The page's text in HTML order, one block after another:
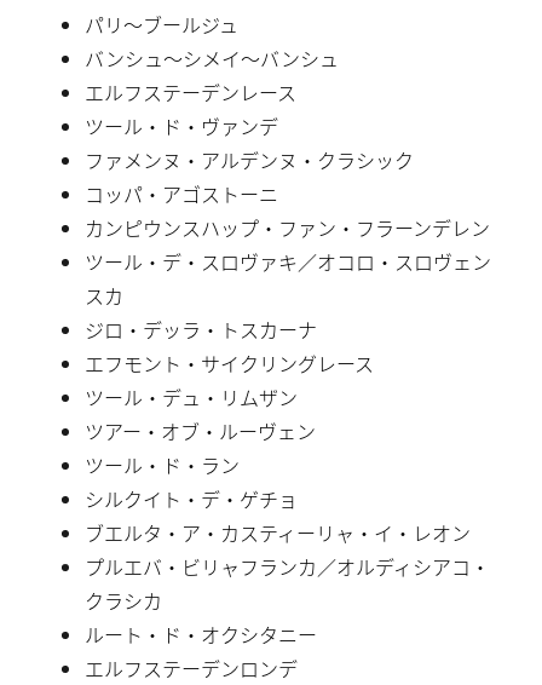
パリ〜ブールジュ
バンシュ〜シメイ〜バンシュ
エルフステーデンレース
ツール・ド・ヴァンデ
ファメンヌ・アルデンヌ・クラシック
コッパ・アゴストーニ
カンピウンスハップ・ファン・フラーンデレン
ツール・デ・スロヴァキ／オコロ・スロヴェン
スカ
ジロ・デッラ・トスカーナ
エフモント・サイクリングレース
ツール・デュ・リムザン
ツアー・オブ・ルーヴェン
ツール・ド・ラン
シルクイト・デ・ゲチョ
ブエルタ・ア・カスティーリャ・イ・レオン
プルエバ・ビリャフランカ／オルディシアコ・
クラシカ
ルート・ド・オクシタニー
エルフステーデンロンデ